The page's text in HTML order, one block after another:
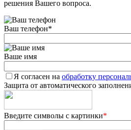
решения Вашего вопроса.
Ваш телефон*
Ваше имя
Я согласен на обработку
Защита от автоматического
Введите символы с картинки*